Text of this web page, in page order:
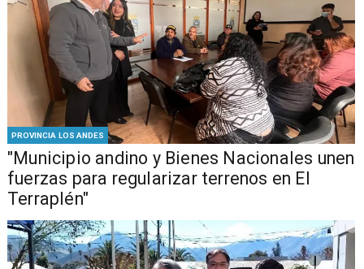
PROVINCIA LOS ANDES
"Municipio andino y Bienes Nacionales unen
fuerzas para regularizar terrenos en El
Terraplén"